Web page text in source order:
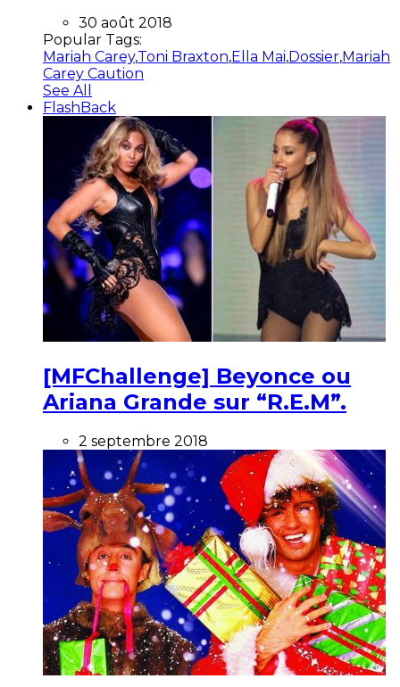
30 août 2018
Popular Tags:
Mariah Carey,Toni Braxton,Ella Mai,Dossier,Mariah
Carey Caution
See All
FlashBack
[MFChallenge] Beyonce ou
Ariana Grande sur “R.E.M”.
2 septembre 2018